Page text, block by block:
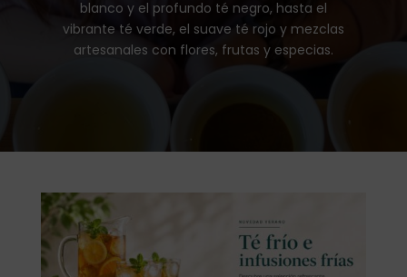
blanco y el profundo té negro, hasta el
vibrante té verde, el suave té rojo y mezclas
artesanales con flores, frutas y especias.